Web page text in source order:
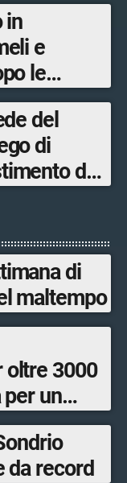
in
e
le
terzo delle
del
di
da
di
maltempo
oltre 3000
un
da record